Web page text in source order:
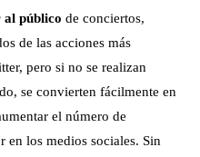
público de conciertos,
de las acciones más
pero si no se realizan
se convierten fácilmente en
el número de
en los medios sociales. Sin